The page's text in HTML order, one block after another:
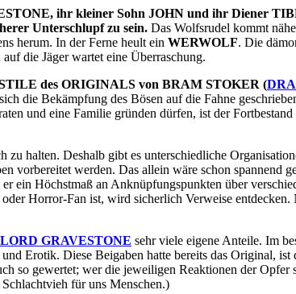
ihr kleiner Sohn JOHN und ihr Diener
Unterschlupf zu sein. Das Wolfsrudel kommt
herum. In der Ferne heult ein WERWOLF. Die
auf die Jäger wartet eine Überraschung.
des ORIGINALS von BRAM STOKER (
die Bekämpfung des Bösen auf die Fahne
und eine Familie gründen dürfen, ist der
halten. Deshalb gibt es unterschiedliche
werden. Das allein wäre schon spannend
ein Höchstmaß an Anknüpfungspunkten über
Horror-Fan ist, wird sicherlich Verweise
LORD GRAVESTONE sehr viele eigene Anteile. Im
Erotik. Diese Beigaben hatte bereits das Original,
so gewertet; wer die jeweiligen Reaktionen der Opfer
für uns Menschen.)